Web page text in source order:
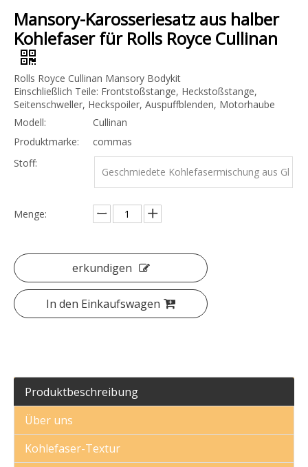
Mansory-Karosseriesatz aus halber
Kohlefaser für Rolls Royce Cullinan
Rolls Royce Cullinan Mansory Bodykit
Einschließlich Teile: Frontstoßstange, Heckstoßstange,
Seitenschweller, Heckspoiler, Auspuffblenden, Motorhaube
Modell:
Cullinan
Produktmarke:
commas
Stoff:
Geschmiedete Kohlefasermischung aus Gl
Menge:
erkundigen
In den Einkaufswagen
Produktbeschreibung
Über uns
Kohlefaser-Textur